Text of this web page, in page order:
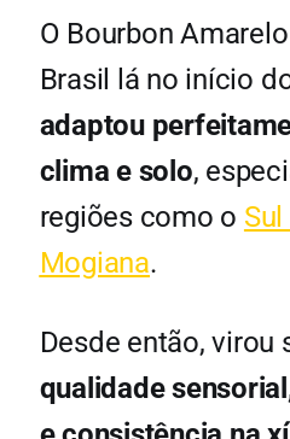
O Bourbon
Brasil lá no início
adaptou
clima e solo,
regiões como o
Mogiana.
Desde então, virou
qualidade